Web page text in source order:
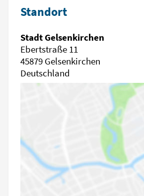
Standort
Stadt Gelsenkirchen
Ebertstraße 11
45879 Gelsenkirchen
Deutschland